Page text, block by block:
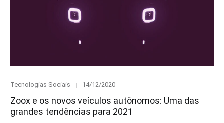
Category
Tecnologias Sociais
Posted
14/12/2020
Zoox e os novos veículos autônomos: Uma das
grandes tendências para 2021